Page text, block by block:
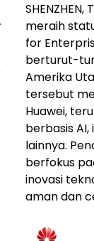
meraih
for
berturut-
Amerika
tersebut
Huawei,
berbasis
lainnya.
berfokus
inovasi
aman dan